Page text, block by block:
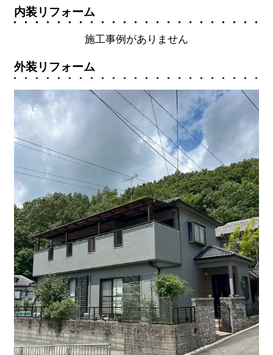
内装リフォーム
施工事例がありません
外装リフォーム